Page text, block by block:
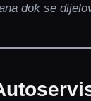
dok se